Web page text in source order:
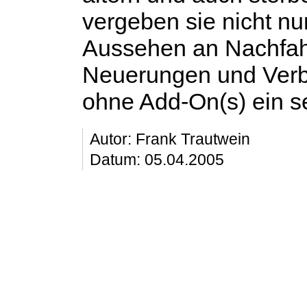
vergeben sie nicht
Aussehen an
Neuerungen und
ohne Add-On(s) ein
Autor: Frank Trautwein
Datum: 05.04.2005